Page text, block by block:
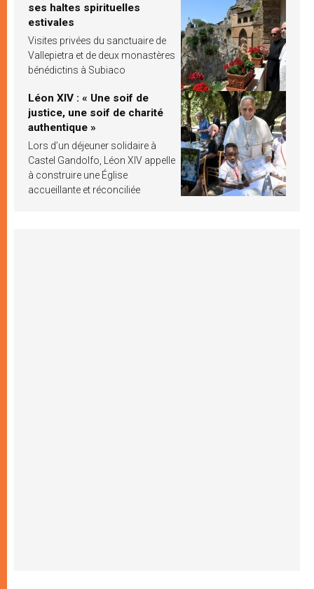
ses haltes spirituelles
estivales
Visites privées du sanctuaire de
Vallepietra et de deux monastères
bénédictins à Subiaco
Léon XIV : « Une soif de
justice, une soif de charité
authentique »
Lors d’un déjeuner solidaire à
Castel Gandolfo, Léon XIV appelle
à construire une Église
accueillante et réconciliée